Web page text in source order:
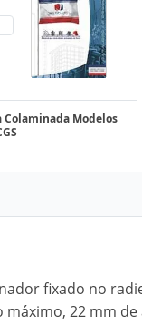
Colaminada Modelos
fixado no
máximo, 22 mm